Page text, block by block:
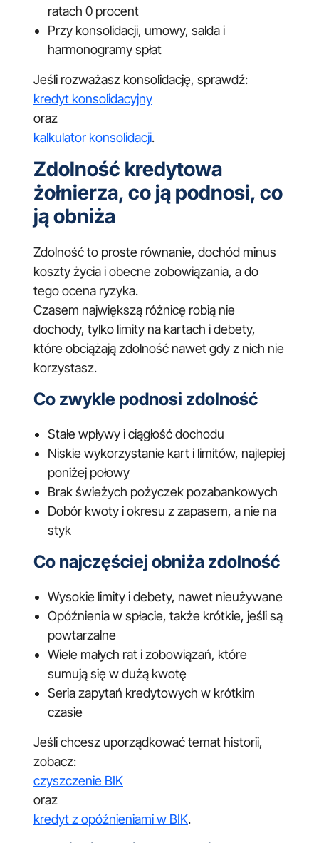
ratach 0 procent
Przy konsolidacji, umowy, salda i
harmonogramy spłat
Jeśli rozważasz konsolidację, sprawdź:
kredyt konsolidacyjny
oraz
kalkulator konsolidacji.
Zdolność kredytowa
żołnierza, co ją podnosi, co
ją obniża
Zdolność to proste równanie, dochód minus
koszty życia i obecne zobowiązania, a do
tego ocena ryzyka.
Czasem największą różnicę robią nie
dochody, tylko limity na kartach i debety,
które obciążają zdolność nawet gdy z nich nie
korzystasz.
Co zwykle podnosi zdolność
Stałe wpływy i ciągłość dochodu
Niskie wykorzystanie kart i limitów, najlepiej
poniżej połowy
Brak świeżych pożyczek pozabankowych
Dobór kwoty i okresu z zapasem, a nie na
styk
Co najczęściej obniża zdolność
Wysokie limity i debety, nawet nieużywane
Opóźnienia w spłacie, także krótkie, jeśli są
powtarzalne
Wiele małych rat i zobowiązań, które
sumują się w dużą kwotę
Seria zapytań kredytowych w krótkim
czasie
Jeśli chcesz uporządkować temat historii,
zobacz:
czyszczenie BIK
oraz
kredyt z opóźnieniami w BIK.